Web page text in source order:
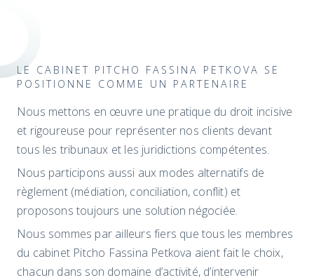
LE CABINET PITCHO FASSINA PETKOVA SE
POSITIONNE COMME UN PARTENAIRE
Nous mettons en œuvre une pratique du droit incisive
et rigoureuse pour représenter nos clients devant
tous les tribunaux et les juridictions compétentes.
Nous participons aussi aux modes alternatifs de
règlement (médiation, conciliation, conflit) et
proposons toujours une solution négociée.
Nous sommes par ailleurs fiers que tous les membres
du cabinet Pitcho Fassina Petkova aient fait le choix,
chacun dans son domaine d’activité, d’intervenir